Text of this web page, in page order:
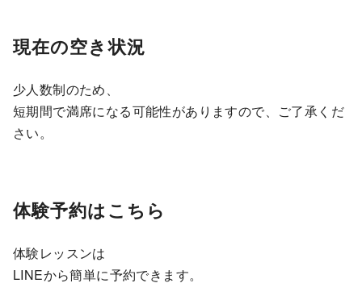
現在の空き状況
少人数制のため、
短期間で満席になる可能性がありますので、ご了承くだ
さい。
体験予約はこちら
体験レッスンは
LINEから簡単に予約できます。